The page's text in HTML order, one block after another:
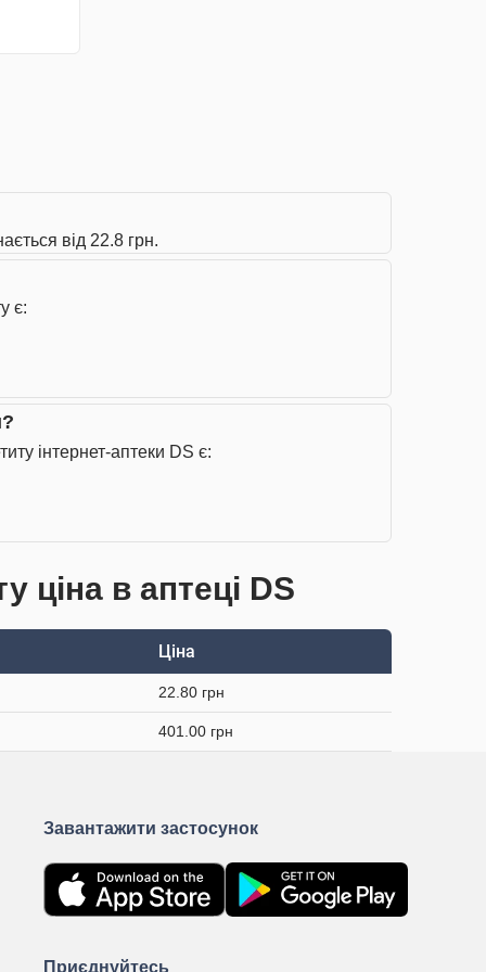
від 22.8 грн.
є:
інтернет-аптеки DS є:
ціна в аптеці DS
Ціна
22.80 грн
401.00 грн
Завантажити застосунок
Приєднуйтесь